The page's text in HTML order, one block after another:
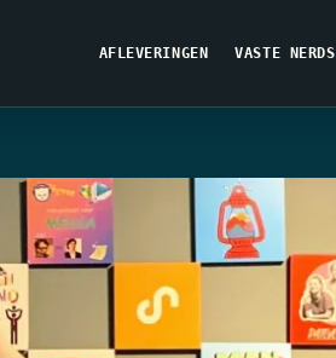
AFLEVERINGEN VASTE NERDS